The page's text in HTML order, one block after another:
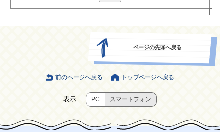
ページの先頭へ戻る
前のページへ戻る トップページへ戻る
表示 PC スマートフォン